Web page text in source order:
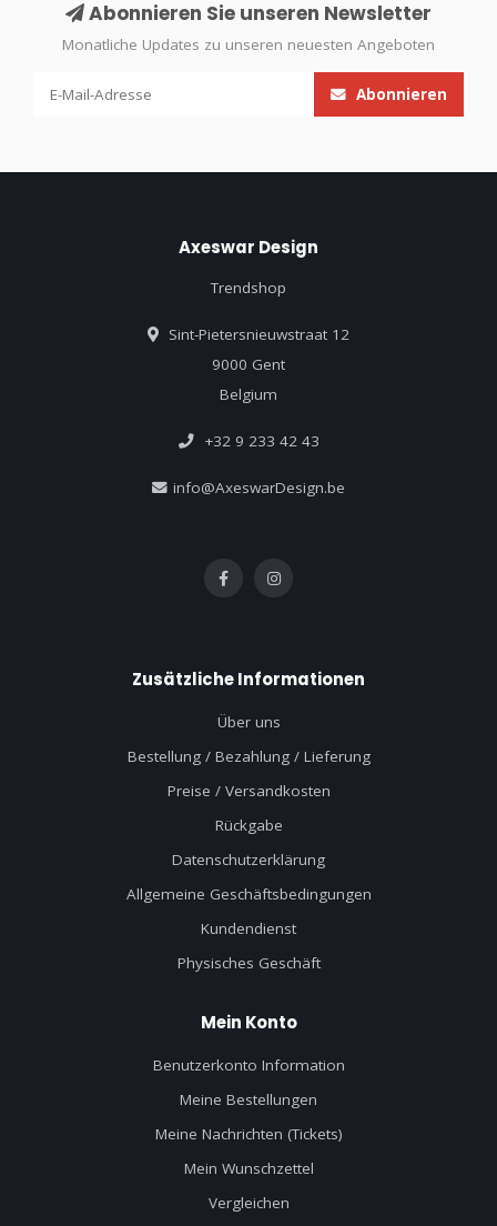
Abonnieren Sie unseren Newsletter
Monatliche Updates zu unseren neuesten Angeboten
Abonnieren
Axeswar Design
Trendshop
Sint-Pietersnieuwstraat 12
9000 Gent
Belgium
+32 9 233 42 43
info@AxeswarDesign.be
Zusätzliche Informationen
Über uns
Bestellung / Bezahlung / Lieferung
Preise / Versandkosten
Rückgabe
Datenschutzerklärung
Allgemeine Geschäftsbedingungen
Kundendienst
Physisches Geschäft
Mein Konto
Benutzerkonto Information
Meine Bestellungen
Meine Nachrichten (Tickets)
Mein Wunschzettel
Vergleichen